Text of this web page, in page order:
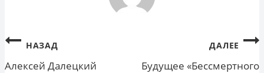
Навигация
по
НАЗАД
Алексей Далецкий
ДАЛЕЕ
Будущее «Бессмертного